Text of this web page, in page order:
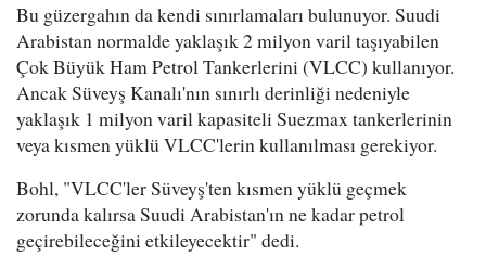
Bu güzergahın da kendi sınırlamaları bulunuyor. Suudi
Arabistan normalde yaklaşık 2 milyon varil taşıyabilen
Çok Büyük Ham Petrol Tankerlerini (VLCC) kullanıyor.
Ancak Süveyş Kanalı'nın sınırlı derinliği nedeniyle
yaklaşık 1 milyon varil kapasiteli Suezmax tankerlerinin
veya kısmen yüklü VLCC'lerin kullanılması gerekiyor.
Bohl, "VLCC'ler Süveyş'ten kısmen yüklü geçmek
zorunda kalırsa Suudi Arabistan'ın ne kadar petrol
geçirebileceğini etkileyecektir" dedi.